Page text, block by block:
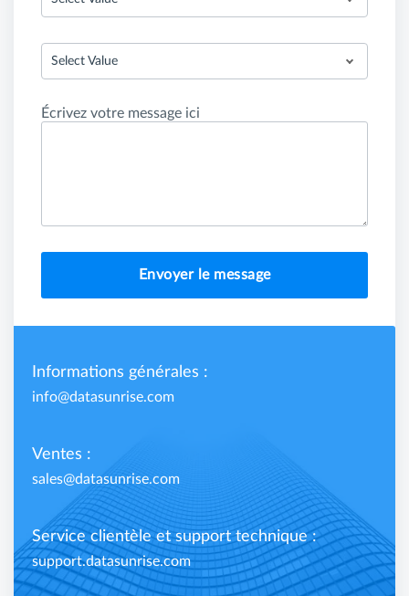
Select Value
Écrivez votre message ici
Envoyer le message
Informations générales :
info@datasunrise.com
Ventes :
sales@datasunrise.com
Service clientèle et support technique :
support.datasunrise.com